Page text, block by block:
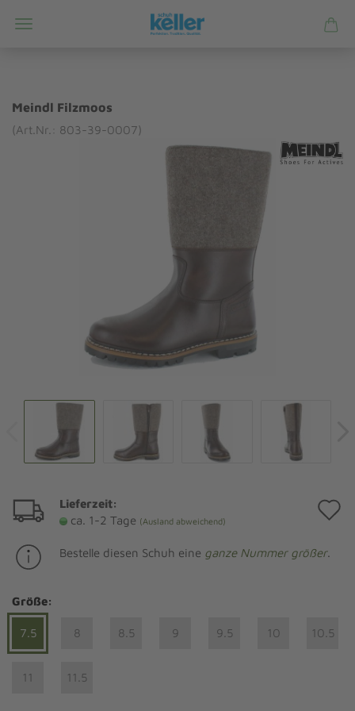
Meindl Filzmoos
(Art.Nr.: 803-39-0007)
Lieferzeit:
ca. 1-2 Tage (Ausland abweichend)
Bestelle diesen Schuh eine ganze Nummer größer.
Größe:
7.5 8 8.5 9 9.5 10 10.5
11 11.5